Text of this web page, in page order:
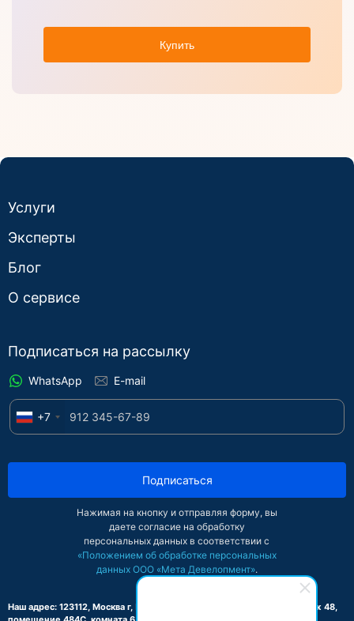
Купить
Услуги
Эксперты
Блог
О сервисе
Подписаться на рассылку
WhatsApp E-mail
+7
Подписаться
Нажимая на кнопку и отправляя форму, вы
даете согласие на обработку
персональных данных в соответствии с
«Положением об обработке персональных
данных ООО «Мета Девелопмент».
Наш адрес: 123112, Москва г, Пресненская наб, дом 8, строение 1, этаж 48,